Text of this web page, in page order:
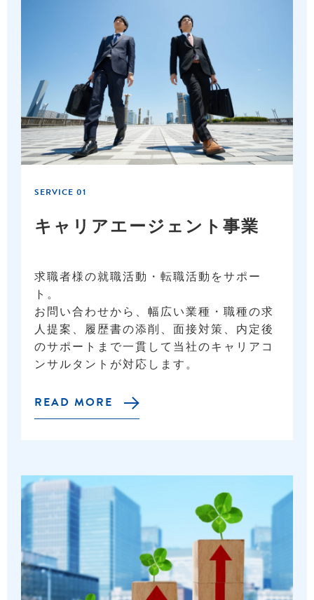
SERVICE 01
キャリアエージェント事業
求職者様の就職活動・転職活動をサポー
ト。
お問い合わせから、幅広い業種・職種の求
人提案、履歴書の添削、面接対策、内定後
のサポートまで一貫して当社のキャリアコ
ンサルタントが対応します。
READ MORE